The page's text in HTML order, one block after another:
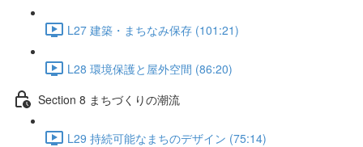
L27 建築・まちなみ保存 (101:21)
L28 環境保護と屋外空間 (86:20)
Section 8 まちづくりの潮流
L29 持続可能なまちのデザイン (75:14)